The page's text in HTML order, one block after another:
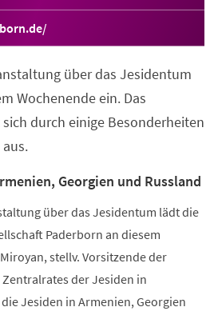
über das Jesidentum
Wochenende ein. Das
durch einige Besonderheiten
Georgien und Russland
über das Jesidentum lädt die
Paderborn an diesem
stellv. Vorsitzende der
der Jesiden in
Jesiden in Armenien, Georgien